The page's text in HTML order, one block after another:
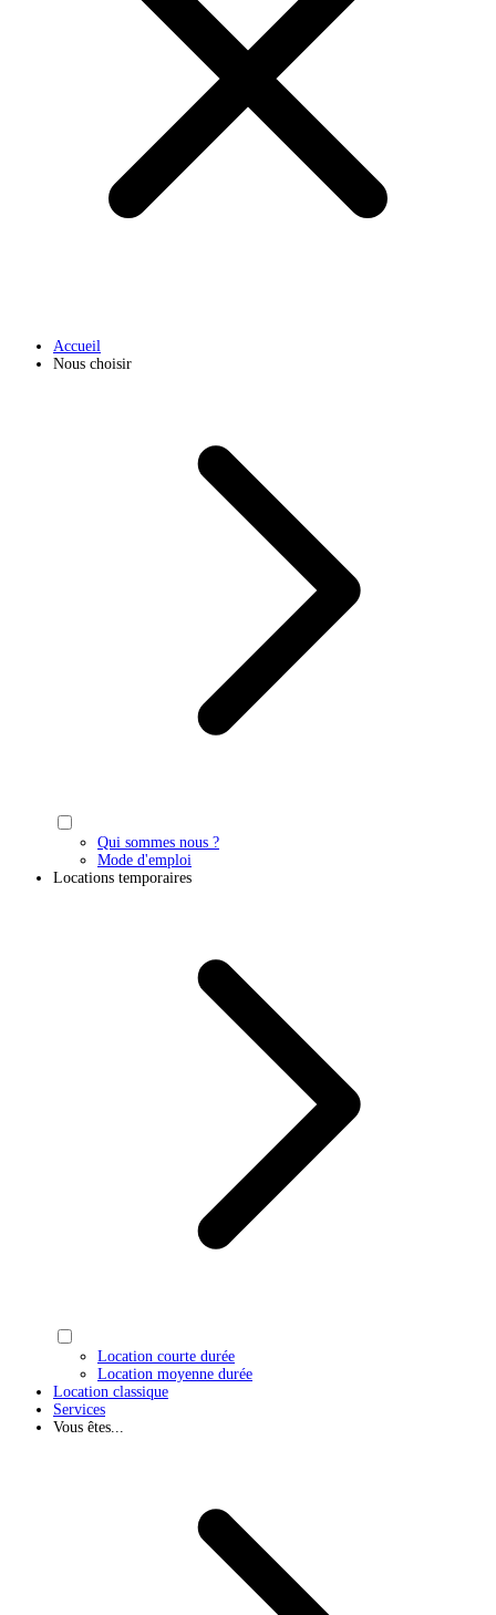
Accueil
Nous choisir
Qui sommes nous ?
Mode d'emploi
Locations temporaires
Location courte durée
Location moyenne durée
Location classique
Services
Vous êtes...